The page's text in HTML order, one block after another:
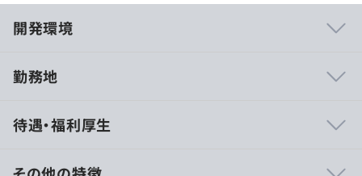
開発環境
ワークに基づいた開発・運用
要件定義や優先順位の調整
勤務地
待遇・福利厚生